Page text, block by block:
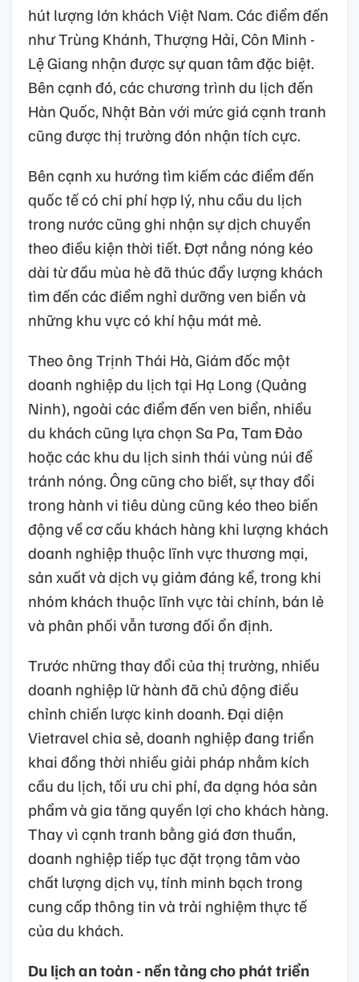
hút lượng lớn khách Việt Nam. Các điểm đến
như Trùng Khánh, Thượng Hải, Côn Minh -
Lệ Giang nhận được sự quan tâm đặc biệt.
Bên cạnh đó, các chương trình du lịch đến
Hàn Quốc, Nhật Bản với mức giá cạnh tranh
cũng được thị trường đón nhận tích cực.
Bên cạnh xu hướng tìm kiếm các điểm đến
quốc tế có chi phí hợp lý, nhu cầu du lịch
trong nước cũng ghi nhận sự dịch chuyển
theo điều kiện thời tiết. Đợt nắng nóng kéo
dài từ đầu mùa hè đã thúc đẩy lượng khách
tìm đến các điểm nghỉ dưỡng ven biển và
những khu vực có khí hậu mát mẻ.
Theo ông Trịnh Thái Hà, Giám đốc một
doanh nghiệp du lịch tại Hạ Long (Quảng
Ninh), ngoài các điểm đến ven biển, nhiều
du khách cũng lựa chọn Sa Pa, Tam Đảo
hoặc các khu du lịch sinh thái vùng núi để
tránh nóng. Ông cũng cho biết, sự thay đổi
trong hành vi tiêu dùng cũng kéo theo biến
động về cơ cấu khách hàng khi lượng khách
doanh nghiệp thuộc lĩnh vực thương mại,
sản xuất và dịch vụ giảm đáng kể, trong khi
nhóm khách thuộc lĩnh vực tài chính, bán lẻ
và phân phối vẫn tương đối ổn định.
Trước những thay đổi của thị trường, nhiều
doanh nghiệp lữ hành đã chủ động điều
chỉnh chiến lược kinh doanh. Đại diện
Vietravel chia sẻ, doanh nghiệp đang triển
khai đồng thời nhiều giải pháp nhằm kích
cầu du lịch, tối ưu chi phí, đa dạng hóa sản
phẩm và gia tăng quyền lợi cho khách hàng.
Thay vì cạnh tranh bằng giá đơn thuần,
doanh nghiệp tiếp tục đặt trọng tâm vào
chất lượng dịch vụ, tính minh bạch trong
cung cấp thông tin và trải nghiệm thực tế
của du khách.
Du lịch an toàn - nền tảng cho phát triển